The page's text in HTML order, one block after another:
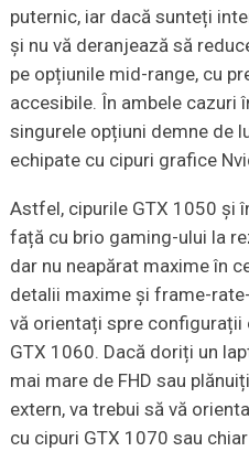
puternic, iar dacă sunteți
și nu vă deranjează să
pe opțiunile mid-range, cu
accesibile. În ambele cazuri
singurele opțiuni demne de
echipate cu cipuri grafice
Astfel, cipurile GTX 1050 și
față cu brio gaming-ului la
dar nu neapărat maxime în
detalii maxime și frame-
vă orientați spre configurații
GTX 1060. Dacă doriți un
mai mare de FHD sau
extern, va trebui să vă
cu cipuri GTX 1070 sau